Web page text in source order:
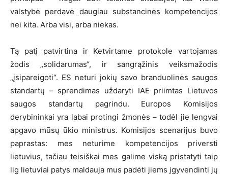
valstybė perdavė daugiau substancinės kompetencijos
nei kita. Arba visi, arba niekas.
Tą patį patvirtina ir Ketvirtame protokole vartojamas
žodis „solidarumas“, ir sangrąžinis veiksmažodis
„įsipareigoti“. ES neturi jokių savo branduolinės saugos
standartų – sprendimas uždaryti IAE priimtas Lietuvos
saugos standartų pagrindu. Europos Komisijos
derybininkai yra labai protingi žmonės – todėl jie lengvai
apgavo mūsų ūkio ministrus. Komisijos scenarijus buvo
paprastas: mes neturime kompetencijos priversti
lietuvius, tačiau teisiškai mes galime viską pristatyti taip
lig lietuviai patys maldauja mus padėti jiems įgyvendinti jų